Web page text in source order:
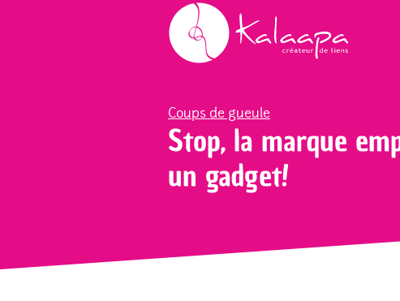
Coups de gueule
Stop, la marque
un gadget!